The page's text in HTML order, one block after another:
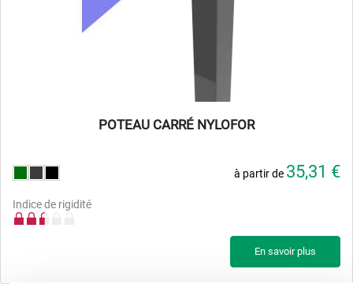
POTEAU CARRÉ NYLOFOR
Indice de rigidité
à partir de 35,31 €
En savoir plus